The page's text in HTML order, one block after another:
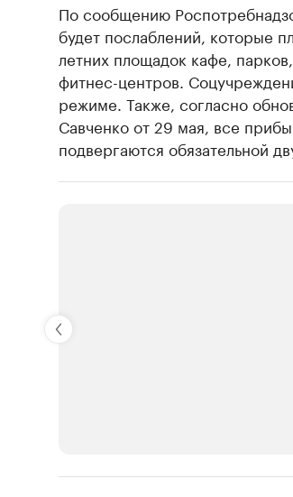
По сообщению
будет послаблений, которые
летних площадок кафе,
фитнес-центров.
режиме. Также, согласно
Савченко от 29 мая, все
подвергаются обязательной